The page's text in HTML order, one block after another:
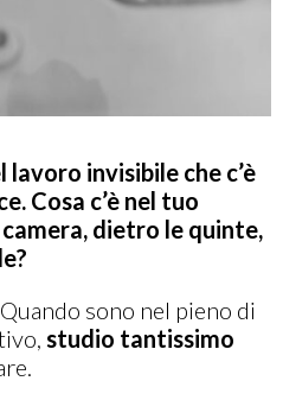
lavoro invisibile che c’è
Cosa c’è nel tuo
dietro le quinte,
sono nel pieno di
studio tantissimo